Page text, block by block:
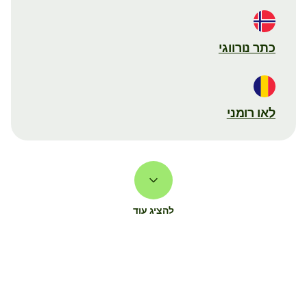
כתר נורווגי
לאו רומני
להציג עוד